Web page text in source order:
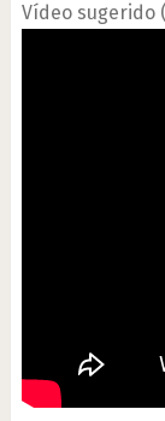
Vídeo sugerido